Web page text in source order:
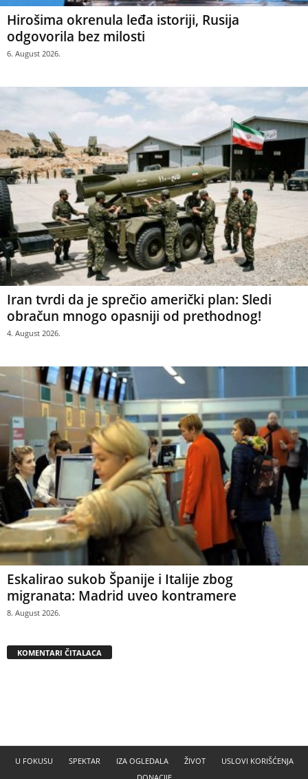
Hirošima okrenula leđa istoriji, Rusija
odgovorila bez milosti
6. August 2026.
Iran tvrdi da je sprečio američki plan: Sledi
obračun mnogo opasniji od prethodnog!
4. August 2026.
Eskalirao sukob Španije i Italije zbog
migranata: Madrid uveo kontramere
8. August 2026.
KOMENTARI ČITALACA
U FOKUSU SPEKTAR IZA OGLEDALA ŽIVOT
USLOVI KORIŠĆENJA